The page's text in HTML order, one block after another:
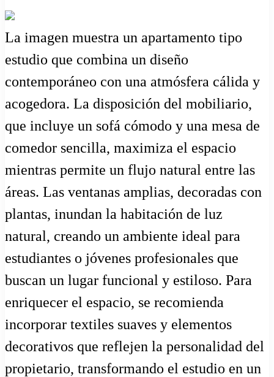
La imagen muestra un apartamento tipo
estudio que combina un diseño
contemporáneo con una atmósfera cálida y
acogedora. La disposición del mobiliario,
que incluye un sofá cómodo y una mesa de
comedor sencilla, maximiza el espacio
mientras permite un flujo natural entre las
áreas. Las ventanas amplias, decoradas con
plantas, inundan la habitación de luz
natural, creando un ambiente ideal para
estudiantes o jóvenes profesionales que
buscan un lugar funcional y estiloso. Para
enriquecer el espacio, se recomienda
incorporar textiles suaves y elementos
decorativos que reflejen la personalidad del
propietario, transformando el estudio en un